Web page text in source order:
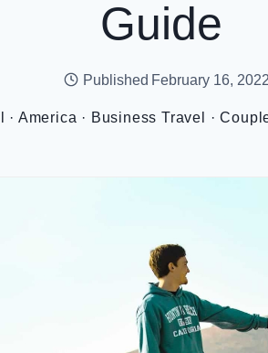
Guide
Published February 16, 2022
· America · Business Travel ·